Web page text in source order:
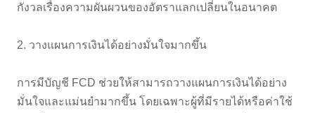
กังวลเรื่องความผันผวนของอัตราแลกเปลี่ยนในอนาคต
2. วางแผนการเงินได้อย่างมั่นใจมากขึ้น
การมีบัญชี FCD ช่วยให้สามารถวางแผนการเงินได้อย่าง
มั่นใจและแม่นยำมากขึ้น โดยเฉพาะผู้ที่มีรายได้หรือค่าใช้